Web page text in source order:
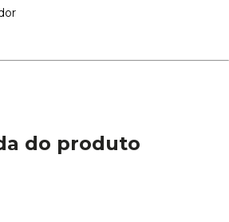
do produto